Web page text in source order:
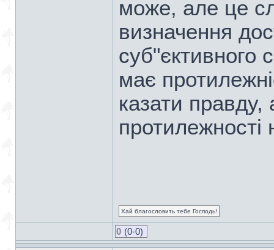
може, але це
визначення
суб"єктивного
має
казати
протилежності
Хай благословить тебе Господь!
0 (0-0)